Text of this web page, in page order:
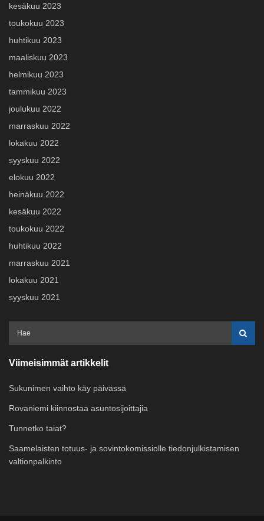
kesäkuu 2023
toukokuu 2023
huhtikuu 2023
maaliskuu 2023
helmikuu 2023
tammikuu 2023
joulukuu 2022
marraskuu 2022
lokakuu 2022
syyskuu 2022
elokuu 2022
heinäkuu 2022
kesäkuu 2022
toukokuu 2022
huhtikuu 2022
marraskuu 2021
lokakuu 2021
syyskuu 2021
Viimeisimmät artikkelit
Sukunimen vaihto käy päivässä
Rovaniemi kiinnostaa asuntosijoittajia
Tunnetko taiat?
Saamelaisten totuus- ja sovintokomissiolle tiedonjulkistamisen
valtionpalkinto